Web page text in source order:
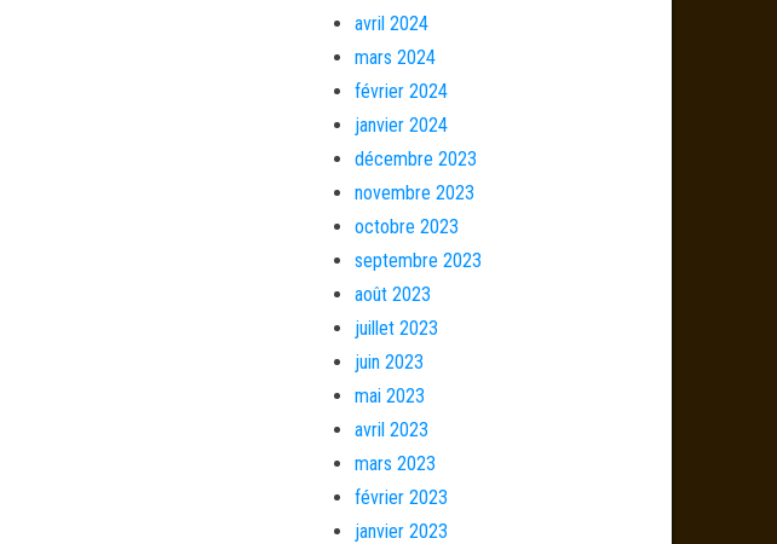
avril 2024
mars 2024
février 2024
janvier 2024
décembre 2023
novembre 2023
octobre 2023
septembre 2023
août 2023
juillet 2023
juin 2023
mai 2023
avril 2023
mars 2023
février 2023
janvier 2023